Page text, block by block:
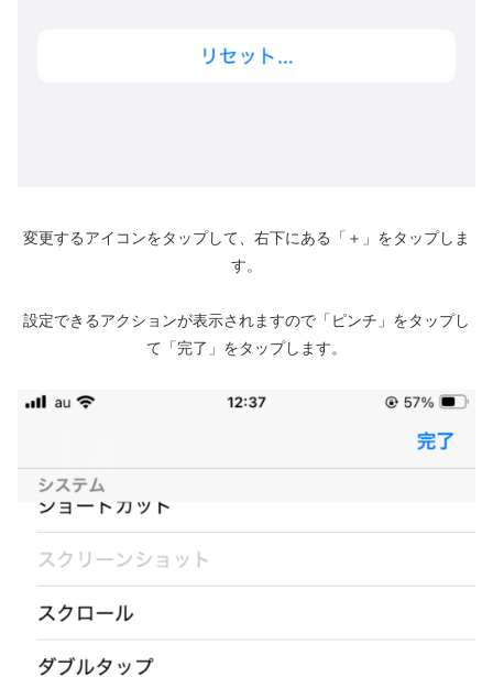
変更するアイコンをタップして、右下にある「＋」をタップしま
す。
設定できるアクションが表示されますので「ピンチ」をタップし
て「完了」をタップします。